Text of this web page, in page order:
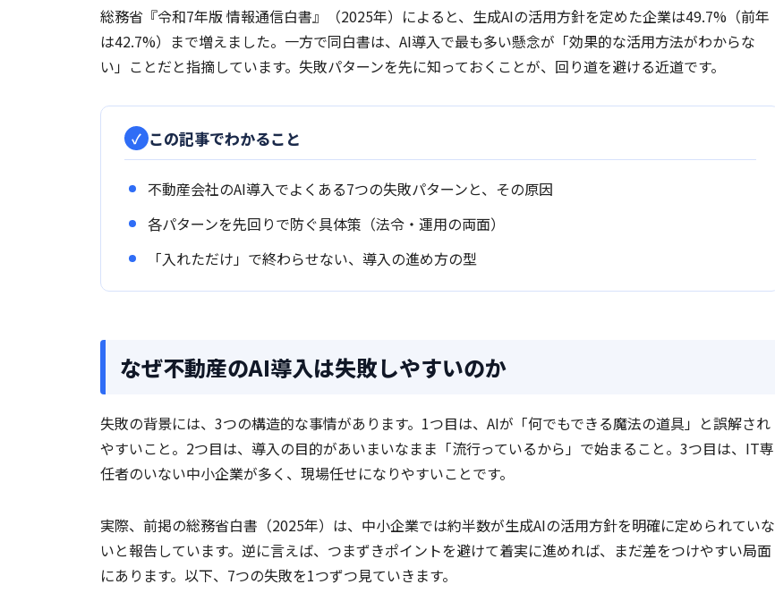
総務省『令和7年版 情報通信白書』（2025年）によると、生成AIの活用方針を定めた企業は49.7%（前年
は42.7%）まで増えました。一方で同白書は、AI導入で最も多い懸念が「効果的な活用方法がわからな
い」ことだと指摘しています。失敗パターンを先に知っておくことが、回り道を避ける近道です。
この記事でわかること
不動産会社のAI導入でよくある7つの失敗パターンと、その原因
各パターンを先回りで防ぐ具体策（法令・運用の両面）
「入れただけ」で終わらせない、導入の進め方の型
なぜ不動産のAI導入は失敗しやすいのか
失敗の背景には、3つの構造的な事情があります。1つ目は、AIが「何でもできる魔法の道具」と誤解され
やすいこと。2つ目は、導入の目的があいまいなまま「流行っているから」で始まること。3つ目は、IT専
任者のいない中小企業が多く、現場任せになりやすいことです。
実際、前掲の総務省白書（2025年）は、中小企業では約半数が生成AIの活用方針を明確に定められていな
いと報告しています。逆に言えば、つまずきポイントを避けて着実に進めれば、まだ差をつけやすい局面
にあります。以下、7つの失敗を1つずつ見ていきます。